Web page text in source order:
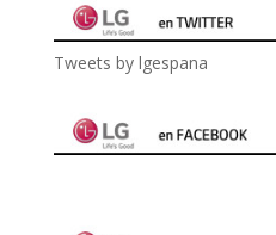
Tweets by lgespana